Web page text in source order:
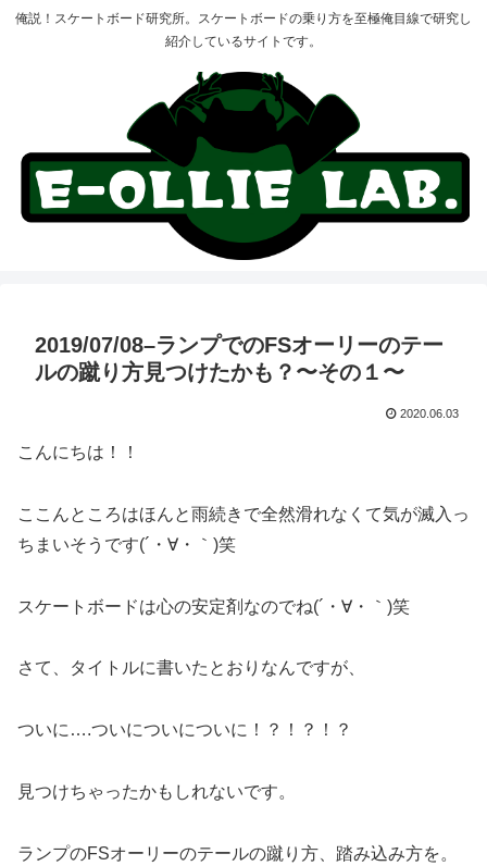
俺説！スケートボード研究所。スケートボードの乗り方を至極俺目線で研究し
紹介しているサイトです。
2019/07/08–ランプでのFSオーリーのテー
ルの蹴り方見つけたかも？〜その１〜
2020.06.03
こんにちは！！
ここんところはほんと雨続きで全然滑れなくて気が滅入っ
ちまいそうです(´・∀・｀)笑
スケートボードは心の安定剤なのでね(´・∀・｀)笑
さて、タイトルに書いたとおりなんですが、
ついに….ついについについに！？！？！？
見つけちゃったかもしれないです。
ランプのFSオーリーのテールの蹴り方、踏み込み方を。